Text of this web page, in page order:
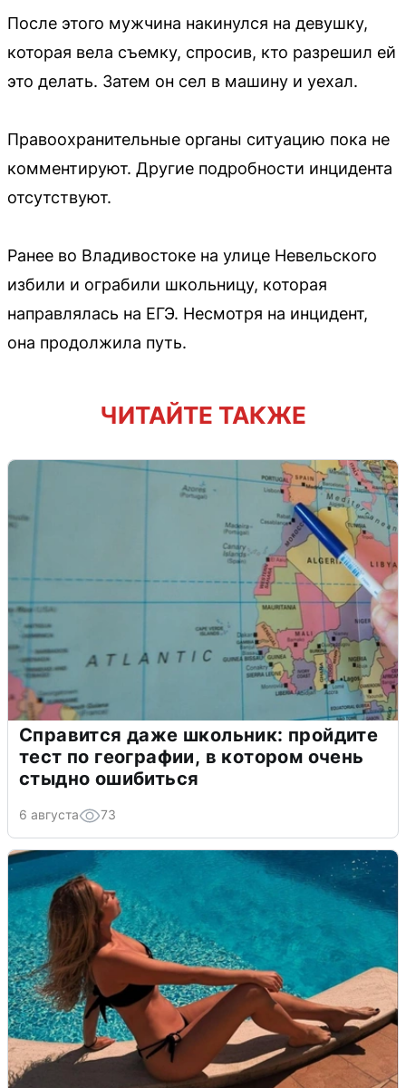
После этого мужчина накинулся на девушку,
которая вела съемку, спросив, кто разрешил ей
это делать. Затем он сел в машину и уехал.
Правоохранительные органы ситуацию пока не
комментируют. Другие подробности инцидента
отсутствуют.
Ранее во Владивостоке на улице Невельского
избили и ограбили школьницу, которая
направлялась на ЕГЭ. Несмотря на инцидент,
она продолжила путь.
ЧИТАЙТЕ ТАКЖЕ
Справится даже школьник: пройдите
тест по географии, в котором очень
стыдно ошибиться
6 августа 73